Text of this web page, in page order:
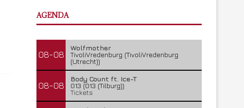
AGENDA
08-08
Wolfmother
TivoliVredenburg (TivoliVredenburg
(Utrecht))
08-08
Body Count ft. Ice-T
013 (013 (Tilburg))
Tickets